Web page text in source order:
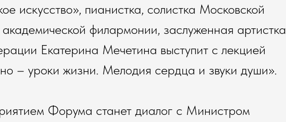
искусство», пианистка, солистка Московской
филармонии, заслуженная артистка
Екатерина Мечетина выступит с лекцией
– уроки жизни. Мелодия сердца и звуки души».
Форума станет диалог с Министром